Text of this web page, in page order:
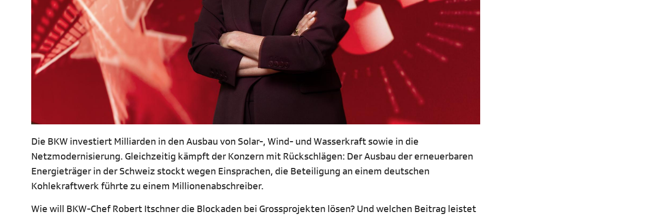
Die BKW investiert Milliarden in den Ausbau von Solar-, Wind- und Wasserkraft sowie in die
Netzmodernisierung. Gleichzeitig kämpft der Konzern mit Rückschlägen: Der Ausbau der erneuerbaren
Energieträger in der Schweiz stockt wegen Einsprachen, die Beteiligung an einem deutschen
Kohlekraftwerk führte zu einem Millionenabschreiber.
Wie will BKW-Chef Robert Itschner die Blockaden bei Grossprojekten lösen? Und welchen Beitrag leistet